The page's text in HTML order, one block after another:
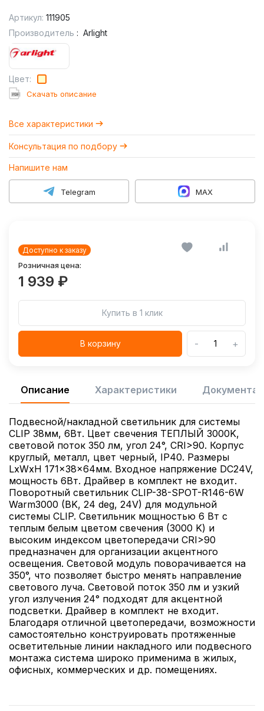
Артикул: 111905
Производитель : Arlight
Цвет:
Cкачать описание
Все характеристики
Консультация по подбору
Напишите нам
Telegram MAX
Доступно к заказу
Розничная цена:
1 939 ₽
Купить в 1 клик
В корзину - +
Описание Характеристики
Подвесной/накладной светильник для системы
CLIP 38мм, 6Вт. Цвет свечения ТЕПЛЫЙ 3000K,
световой поток 350 лм, угол 24°, CRI>90. Корпус
круглый, металл, цвет черный, IP40. Размеры
LxWxH 171x38x64мм. Входное напряжение DC24V,
мощность 6Вт. Драйвер в комплект не входит.
Поворотный светильник CLIP-38-SPOT-R146-6W
Warm3000 (BK, 24 deg, 24V) для модульной
системы CLIP. Светильник мощностью 6 Вт с
теплым белым цветом свечения (3000 K) и
высоким индексом цветопередачи CRI>90
предназначен для организации акцентного
освещения. Световой модуль поворачивается на
350°, что позволяет быстро менять направление
светового луча. Световой поток 350 лм и узкий
угол излучения 24° подходят для акцентной
подсветки. Драйвер в комплект не входит.
Благодаря отличной цветопередачи, возможности
самостоятельно конструировать протяженные
осветительные линии накладного или подвесного
монтажа система широко применима в жилых,
офисных, коммерческих и др. помещениях.